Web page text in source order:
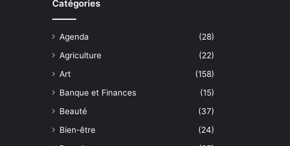
Catégories
Agenda
(28)
Agriculture
(22)
Art
(158)
Banque et Finances
(15)
Beauté
(37)
Bien-être
(24)